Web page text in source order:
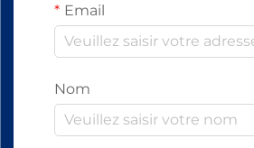
Email
Nom